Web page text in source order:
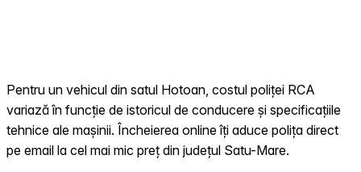
Pentru un vehicul din satul Hotoan, costul poliței RCA
variază în funcție de istoricul de conducere și specificațiile
tehnice ale mașinii. Încheierea online îți aduce polița direct
pe email la cel mai mic preț din județul Satu-Mare.